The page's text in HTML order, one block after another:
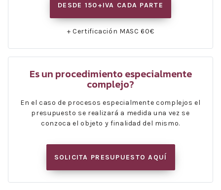
DESDE 150+IVA CADA PARTE
+ Certificación MASC 60€
Es un procedimiento especialmente
complejo?
En el caso de procesos especialmente complejos el
presupuesto se realizará a medida una vez se
conzoca el objeto y finalidad del mismo.
SOLICITA PRESUPUESTO AQUÍ